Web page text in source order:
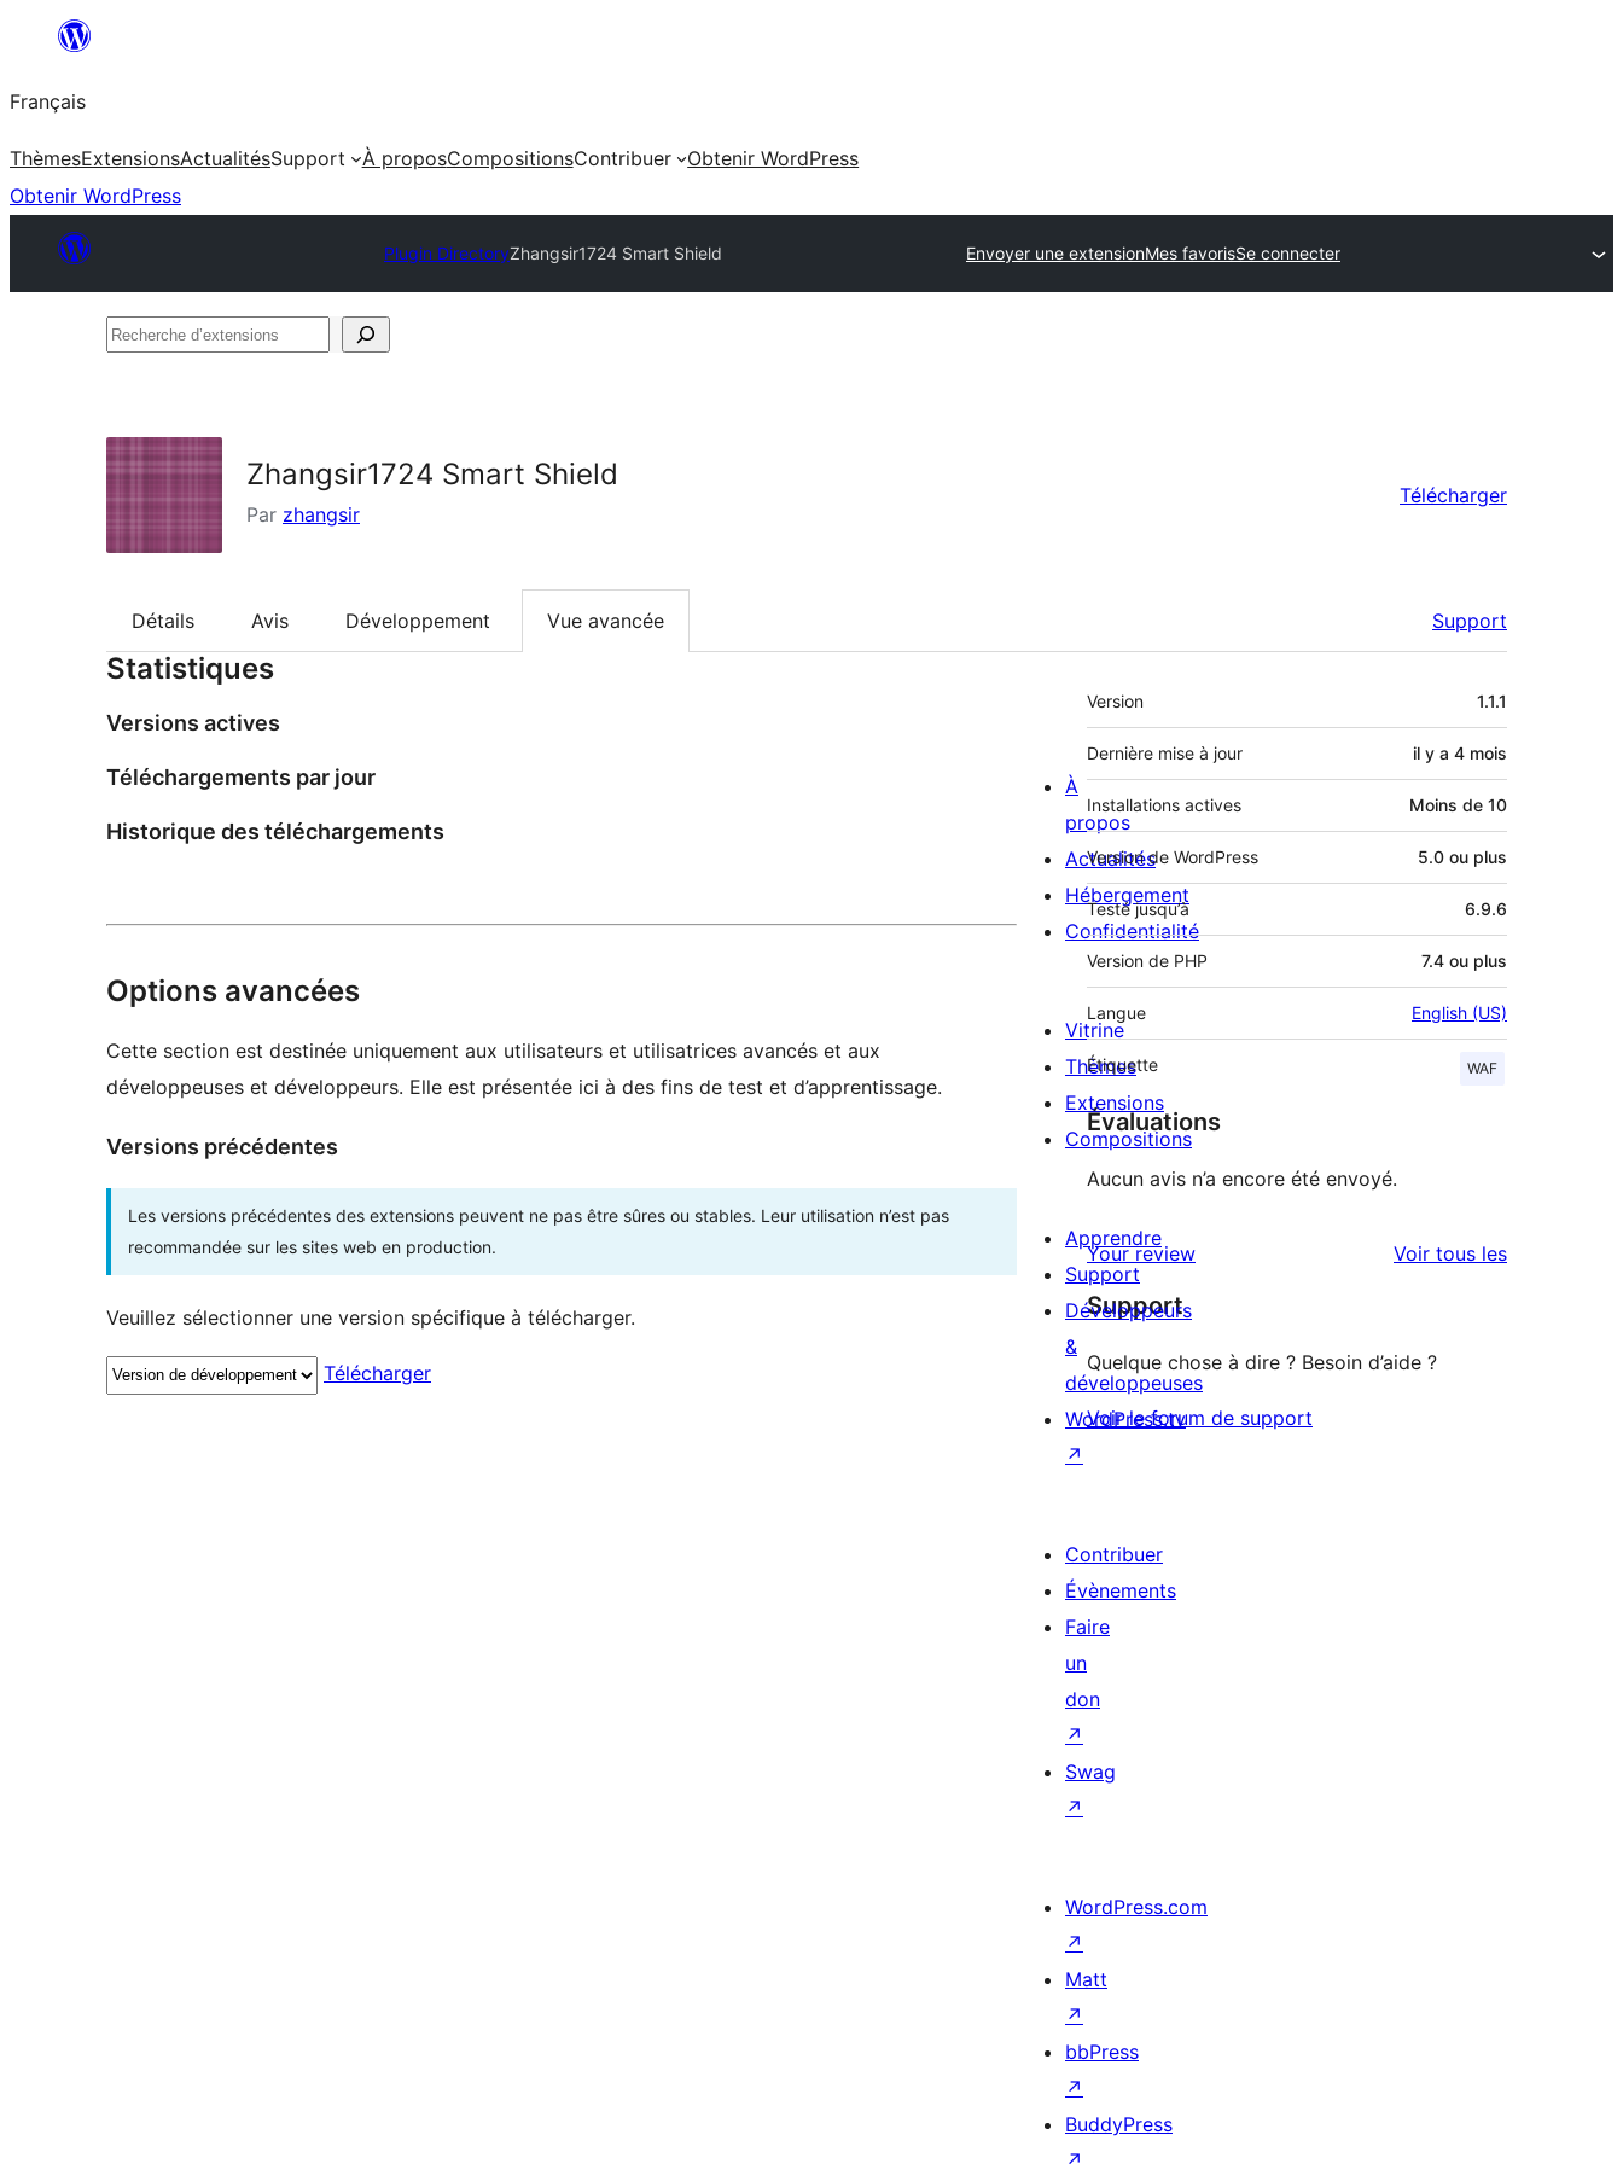
contenu
Français
ThèmesExtensionsActualitésSupport À proposCompositionsContribuer
Obtenir WordPress
Obtenir WordPress
Plugin DirectoryZhangsir1724 Smart Shield Envoyer une extensionMes favorisSe connecter
Recherche
Zhangsir1724 Smart Shield
Par zhangsir
Télécharger
Détails Avis Développement Vue avancée Support
Statistiques
Versions actives
Téléchargements par jour
Historique des téléchargements
Options avancées
Cette section est destinée uniquement aux utilisateurs et utilisatrices avancés et aux
développeuses et développeurs. Elle est présentée ici à des fins de test et d’apprentissage.
Versions précédentes
Les versions précédentes des extensions peuvent ne pas être sûres ou stables. Leur utilisation n’est pas
recommandée sur les sites web en production.
Veuillez sélectionner une version spécifique à télécharger.
Télécharger
Méta
Version 1.1.1
Dernière mise à jour il y a 4 mois
Installations actives Moins de 10
Version de WordPress 5.0 ou plus
Testé jusqu’à 6.9.6
Version de PHP 7.4 ou plus
Langue English (US)
Étiquette WAF
Évaluations
Aucun avis n’a encore été envoyé.
Your review Voir tous lesavis
Support
Quelque chose à dire ? Besoin d’aide ?
Voir le forum de support
À
propos
Actualités
Hébergement
Confidentialité
Vitrine
Thèmes
Extensions
Compositions
Apprendre
Support
Développeurs
&
développeuses
WordPress.tv
↗
Contribuer
Évènements
Faire
un
don
↗
Swag
↗
WordPress.com
↗
Matt
↗
bbPress
↗
BuddyPress